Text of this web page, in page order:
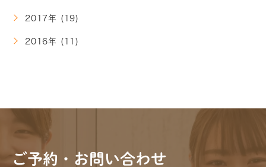
2017年 (19)
2016年 (11)
ご予約・お問い合わせ